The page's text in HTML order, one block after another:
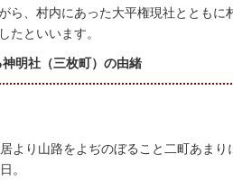
ら、村内にあった大平権現社ととも
たといいます。
明社（三枚町）の由緒
より山路をよぢのぼること二町あま
。